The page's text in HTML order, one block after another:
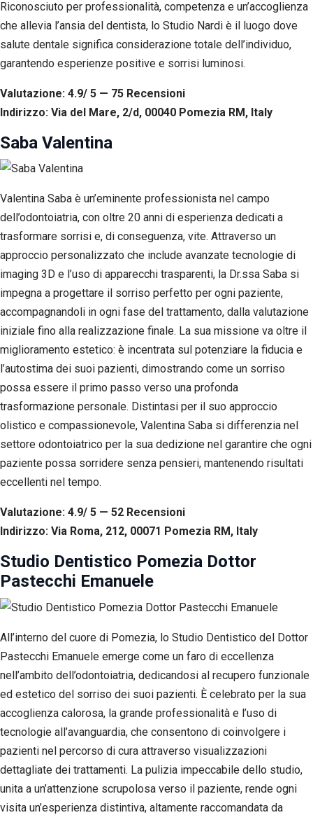
Riconosciuto per professionalità, competenza e un’accoglienza
che allevia l’ansia del dentista, lo Studio Nardi è il luogo dove
salute dentale significa considerazione totale dell’individuo,
garantendo esperienze positive e sorrisi luminosi.
Valutazione: 4.9/ 5 — 75 Recensioni
Indirizzo: Via del Mare, 2/d, 00040 Pomezia RM, Italy
Saba Valentina
Valentina Saba è un’eminente professionista nel campo
dell’odontoiatria, con oltre 20 anni di esperienza dedicati a
trasformare sorrisi e, di conseguenza, vite. Attraverso un
approccio personalizzato che include avanzate tecnologie di
imaging 3D e l’uso di apparecchi trasparenti, la Dr.ssa Saba si
impegna a progettare il sorriso perfetto per ogni paziente,
accompagnandoli in ogni fase del trattamento, dalla valutazione
iniziale fino alla realizzazione finale. La sua missione va oltre il
miglioramento estetico: è incentrata sul potenziare la fiducia e
l’autostima dei suoi pazienti, dimostrando come un sorriso
possa essere il primo passo verso una profonda
trasformazione personale. Distintasi per il suo approccio
olistico e compassionevole, Valentina Saba si differenzia nel
settore odontoiatrico per la sua dedizione nel garantire che ogni
paziente possa sorridere senza pensieri, mantenendo risultati
eccellenti nel tempo.
Valutazione: 4.9/ 5 — 52 Recensioni
Indirizzo: Via Roma, 212, 00071 Pomezia RM, Italy
Studio Dentistico Pomezia Dottor
Pastecchi Emanuele
All’interno del cuore di Pomezia, lo Studio Dentistico del Dottor
Pastecchi Emanuele emerge come un faro di eccellenza
nell’ambito dell’odontoiatria, dedicandosi al recupero funzionale
ed estetico del sorriso dei suoi pazienti. È celebrato per la sua
accoglienza calorosa, la grande professionalità e l’uso di
tecnologie all’avanguardia, che consentono di coinvolgere i
pazienti nel percorso di cura attraverso visualizzazioni
dettagliate dei trattamenti. La pulizia impeccabile dello studio,
unita a un’attenzione scrupolosa verso il paziente, rende ogni
visita un’esperienza distintiva, altamente raccomandata da